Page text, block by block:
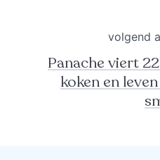
volgend
Panache viert
koken en